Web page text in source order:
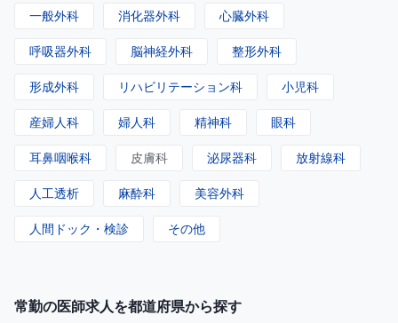
一般外科 消化器外科 心臓外科
呼吸器外科 脳神経外科 整形外科
形成外科 リハビリテーション科 小児科
産婦人科 婦人科 精神科 眼科
耳鼻咽喉科 皮膚科 泌尿器科 放射線科
人工透析 麻酔科 美容外科
人間ドック・検診 その他
常勤の医師求人を都道府県から探す